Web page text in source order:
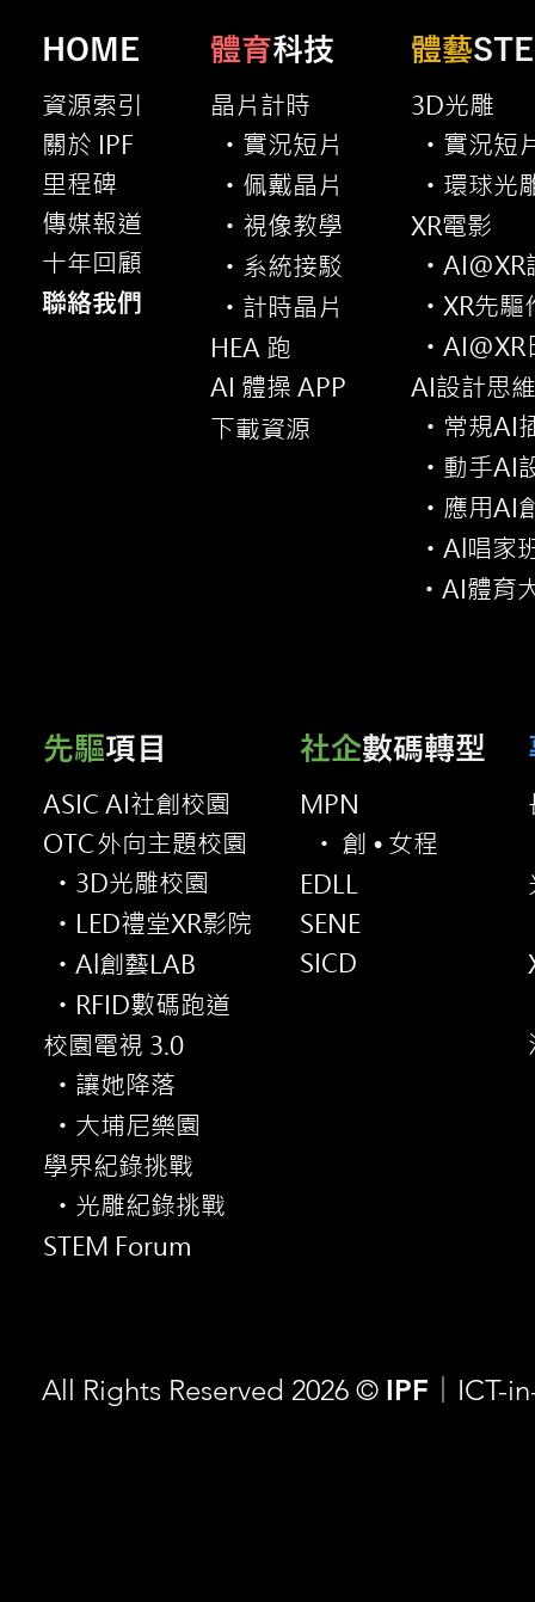
HOME
資源索引
關於 IPF
里程碑
傳媒報道
十年回顧
聯絡我們
體育科技
晶片計時
・ 實況短片
・ 佩戴晶片
・ 視像教學
・ 系統接駁
・ 計時晶片
HEA 跑
AI 體操 APP
下載資源
體藝
3D光雕
・ 實況短
・ 環球光
XR電影
・ AI@XR
・ XR先驅
・ AI@XR
AI設計思維
・ 常規AI
・ 動手AI
・ 應用AI
・ Al唱家
・ AI體育
先驅項目
ASIC AI社創校園
OTC外向主題校園
・ 3D光雕校園
・ LED禮堂XR影院
・ Al創藝LAB
・ RFID數碼跑道
校園電視 3.0
・ 讓她降落
・ 大埔尼樂園
學界紀錄挑戰
・ 光雕紀錄挑戰
STEM Forum
社企數碼轉型
MPN
・ 創• 女程
EDLL
SENE
SICD
All Rights Reserved 2026 © IPF ICT-